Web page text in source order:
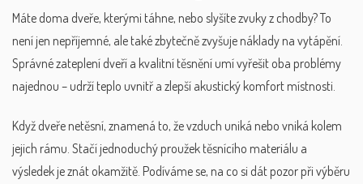
Máte doma dveře, kterými táhne, nebo slyšíte zvuky z chodby? To
není jen nepříjemné, ale také zbytečně zvyšuje náklady na vytápění.
Správné zateplení dveří a kvalitní těsnění umí vyřešit oba problémy
najednou – udrží teplo uvnitř a zlepší akustický komfort místnosti.
Když dveře netěsní, znamená to, že vzduch uniká nebo vniká kolem
jejich rámu. Stačí jednoduchý proužek těsnícího materiálu a
výsledek je znát okamžitě. Podíváme se, na co si dát pozor při výběru